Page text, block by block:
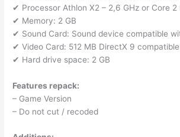
✔ Processor Athlon X2 – 2,6 GHz or Core 2
✔ Memory: 2 GB
✔ Sound Card: Sound device compatible
✔ Video Card: 512 MB DirectX 9 compatible
✔ Hard drive space: 2 GB
Features repack:
– Game Version
– Do not cut / recoded